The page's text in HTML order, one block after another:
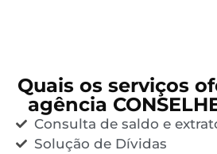
Quais os serviços
agência
Consulta de saldo e
Solução de Dívidas